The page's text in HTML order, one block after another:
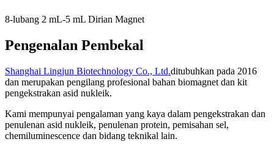
8-lubang 2 mL-5 mL Dirian Magnet
Pengenalan Pembekal
Shanghai Lingjun Biotechnology Co., Ltd.ditubuhkan pada 2016
dan merupakan pengilang profesional bahan biomagnet dan kit
pengekstrakan asid nukleik.
Kami mempunyai pengalaman yang kaya dalam pengekstrakan dan
penulenan asid nukleik, penulenan protein, pemisahan sel,
chemiluminescence dan bidang teknikal lain.